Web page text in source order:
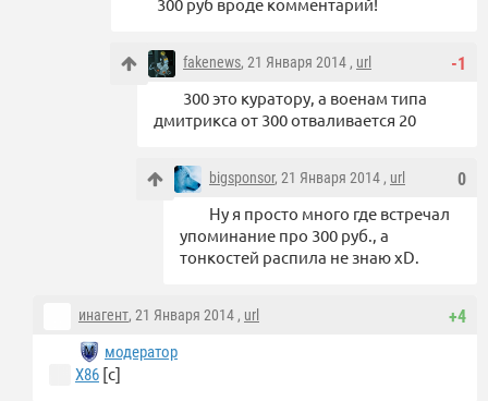
300 руб вроде комментарий!
-1
fakenews, 21 Января 2014 , url
300 это куратору, а военам типа
дмитрикса от 300 отваливается 20
0
bigsponsor, 21 Января 2014 , url
Ну я просто много где встречал
упоминание про 300 руб., а
тонкостей распила не знаю xD.
+4
инагент, 21 Января 2014 , url
модератор
X86 [с]